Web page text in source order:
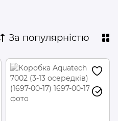
За популярністю